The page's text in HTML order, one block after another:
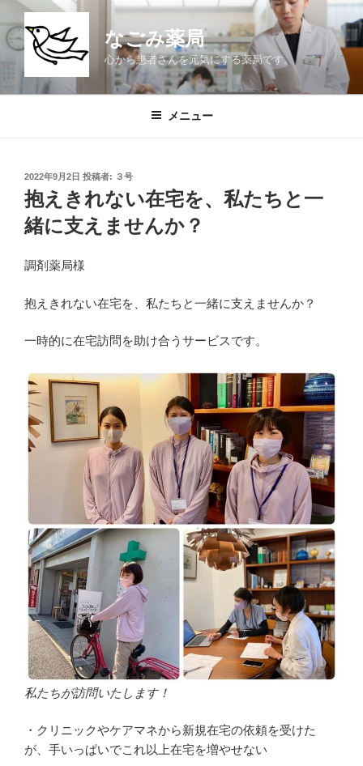
ン
テ
なごみ薬局
心から患者さんを元気にする薬局です。
メニュー
投
稿
日:
2022年9月2日 投稿者: ３号
抱えきれない在宅を、私たちと一
緒に支えませんか？
調剤薬局様
抱えきれない在宅を、私たちと一緒に支えませんか？
一時的に在宅訪問を助け合うサービスです。
私たちが訪問いたします！
・クリニックやケアマネから新規在宅の依頼を受けた
が、手いっぱいでこれ以上在宅を増やせない